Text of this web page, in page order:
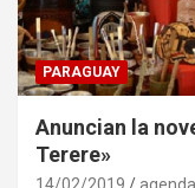
PARAGUAY
Anuncian la
Terere»
14/02/2019 agenda